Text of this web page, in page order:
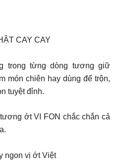
CAY CAY
trong từng dòng tương giữ
món chiên hay dùng để trộn,
tuyệt đỉnh.
ớt VI FON chắc chắn cả
ngon vị ớt Việt